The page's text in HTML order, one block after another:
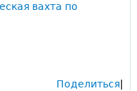
вахта по
Поделиться